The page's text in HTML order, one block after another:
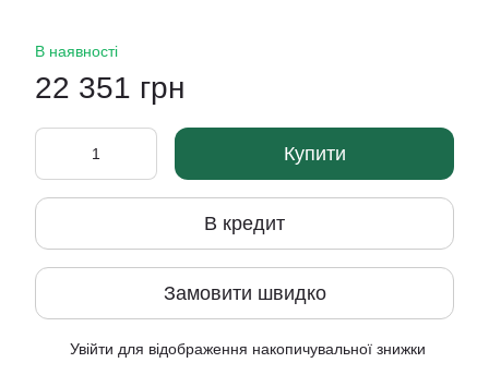
В наявності
22 351 грн
Купити
В кредит
Замовити швидко
Увійти для відображення накопичувальної знижки